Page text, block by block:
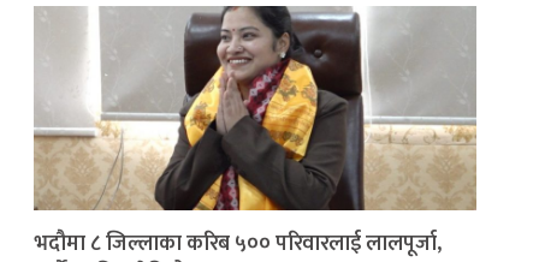
भदौमा ८ जिल्लाका करिब ५०० परिवारलाई लालपूर्जा,